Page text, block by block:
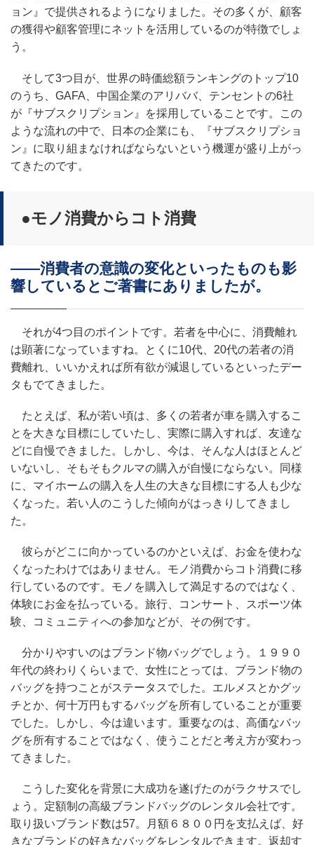
ョン』で提供されるようになりました。その多くが、顧客
の獲得や顧客管理にネットを活用しているのが特徴でしょ
う。
そして3つ目が、世界の時価総額ランキングのトップ10
のうち、GAFA、中国企業のアリババ、テンセントの6社
が『サブスクリプション』を採用していることです。この
ような流れの中で、日本の企業にも、『サブスクリプショ
ン』に取り組まなければならないという機運が盛り上がっ
てきたのです。
●モノ消費からコト消費
――消費者の意識の変化といったものも影
響しているとご著書にありましたが。
それが4つ目のポイントです。若者を中心に、消費離れ
は顕著になっていますね。とくに10代、20代の若者の消
費離れ、いいかえれば所有欲が減退しているといったデー
タもでてきました。
たとえば、私が若い頃は、多くの若者が車を購入するこ
とを大きな目標にしていたし、実際に購入すれば、友達な
どに自慢できました。しかし、今は、そんな人はほとんど
いないし、そもそもクルマの購入が自慢にならない。同様
に、マイホームの購入を人生の大きな目標にする人も少な
くなった。若い人のこうした傾向がはっきりしてきまし
た。
彼らがどこに向かっているのかといえば、お金を使わな
くなったわけではありません。モノ消費からコト消費に移
行しているのです。モノを購入して満足するのではなく、
体験にお金を払っている。旅行、コンサート、スポーツ体
験、コミュニティへの参加などが、その例です。
分かりやすいのはブランド物バッグでしょう。１９９０
年代の終わりくらいまで、女性にとっては、ブランド物の
バッグを持つことがステータスでした。エルメスとかグッ
チとか、何十万円もするバッグを所有していることが重要
でした。しかし、今は違います。重要なのは、高価なバッ
グを所有することではなく、使うことだと考え方が変わっ
てきました。
こうした変化を背景に大成功を遂げたのがラクサスでし
ょう。定額制の高級ブランドバッグのレンタル会社です。
取り扱いブランド数は57。月額６８００円を支払えば、好
きなブランドの好きなバッグをレンタルできます。返却す